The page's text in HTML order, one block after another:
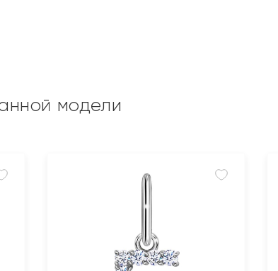
модели